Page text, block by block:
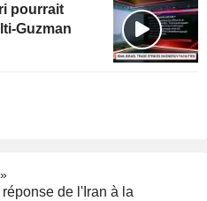
pourrait
Guzman
de l'Iran à la